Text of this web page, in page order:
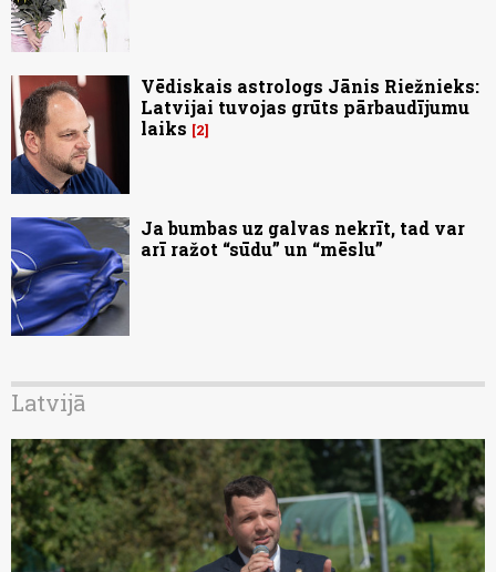
Vēdiskais astrologs Jānis Riežnieks:
Latvijai tuvojas grūts pārbaudījumu
laiks
2
Ja bumbas uz galvas nekrīt, tad var
arī ražot “sūdu” un “mēslu”
Latvijā